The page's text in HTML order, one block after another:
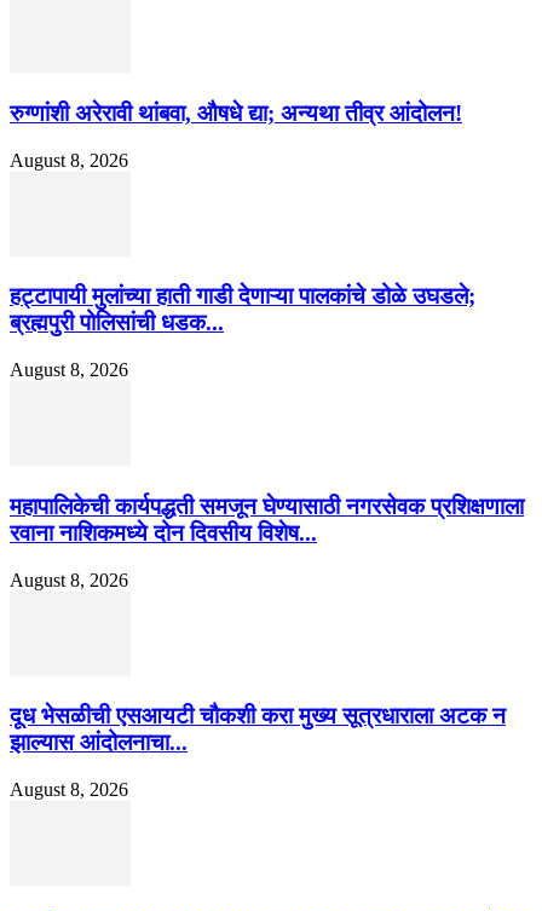
रुग्णांशी अरेरावी थांबवा, औषधे द्या; अन्यथा तीव्र आंदोलन!
August 8, 2026
हट्टापायी मुलांच्या हाती गाडी देणाऱ्या पालकांचे डोळे उघडले;
ब्रह्मपुरी पोलिसांची धडक...
August 8, 2026
महापालिकेची कार्यपद्धती समजून घेण्यासाठी नगरसेवक प्रशिक्षणाला
रवाना नाशिकमध्ये दोन दिवसीय विशेष...
August 8, 2026
दूध भेसळीची एसआयटी चौकशी करा मुख्य सूत्रधाराला अटक न
झाल्यास आंदोलनाचा...
August 8, 2026